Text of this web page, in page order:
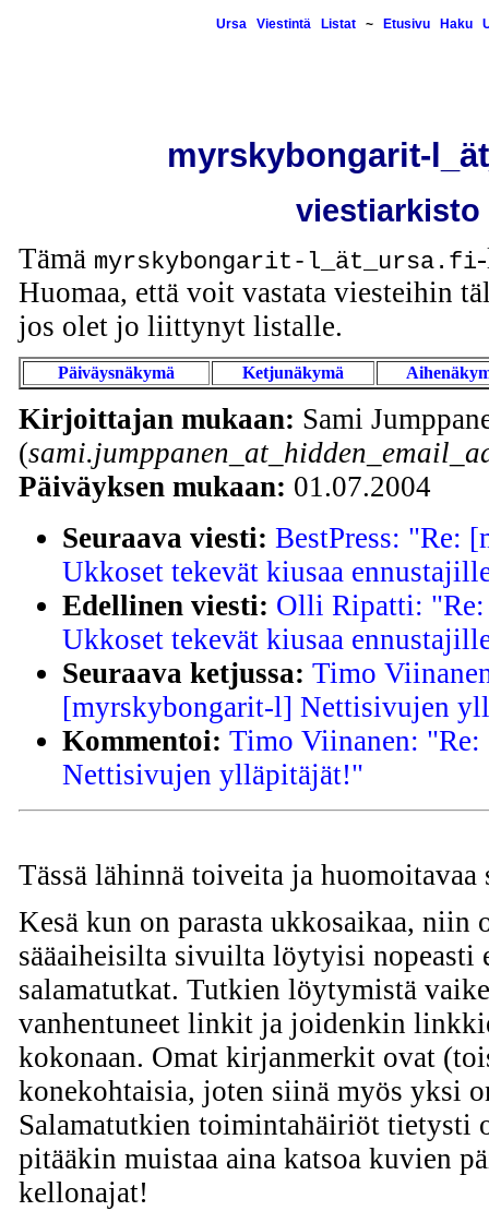
Ursa Viestintä Listat~ Etusivu Haku
myrskybongarit-
viestiarkisto
Tämä myrskybongarit-l_ät_ursa.fi
Huomaa, että voit vastata viesteihin
jos olet jo liittynyt listalle.
Päiväysnäkymä Ketjunäkymä
Kirjoittajan mukaan: Sami
(
Päiväyksen mukaan: 01.07.2004
Seuraava viesti: BestPress: "Re:
Ukkoset tekevät kiusaa
Edellinen viesti: Olli Ripatti:
Ukkoset tekevät kiusaa
Seuraava ketjussa: Timo
[myrskybongarit-l] Nettisivujen
Kommentoi: Timo Viinanen:
Nettisivujen ylläpitäjät!"
Tässä lähinnä toiveita ja
Kesä kun on parasta ukkosaikaa,
sääaiheisilta sivuilta löytyisi nopeasti
salamatutkat. Tutkien löytymistä
vanhentuneet linkit ja joidenkin
kokonaan. Omat kirjanmerkit ovat
konekohtaisia, joten siinä myös yksi
Salamatutkien toimintahäiriöt tietysti
pitääkin muistaa aina katsoa kuvien
kellonajat!